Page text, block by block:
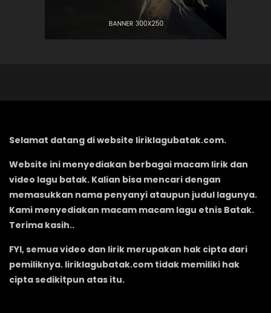
Selamat datang di website liriklagubatak.com.
Website ini menyediakan berbagai macam lirik dan
video lagu batak. Kalian bisa mencari dengan
memasukkan nama penyanyi ataupun judul lagunya.
Kami menyediakan macam macam lagu etnis Batak.
Terima kasih..
FYI, semua video dan lirik merupakan hak cipta dari
pemiliknya. liriklagubatak.com tidak memiliki hak
cipta sedikitpun atas itu.